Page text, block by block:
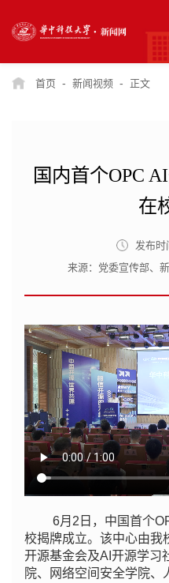
首页 - 新闻视频 - 正文
国内首个OPC
在
发布时
来源：党委宣传部、
6月2日，中国首个
校揭牌成立。该中心由我
开源基金会及AI开源学习
院、网络空间安全学院、